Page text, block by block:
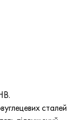
сталей